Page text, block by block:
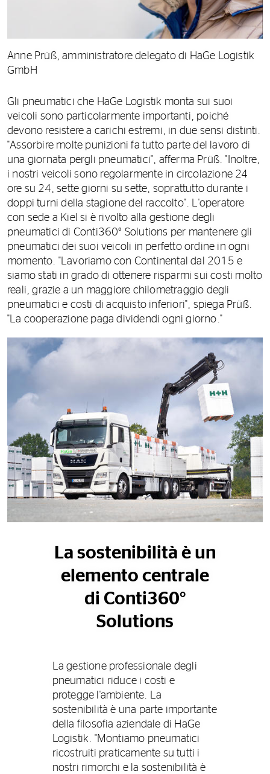
Anne Prüß, amministratore delegato di HaGe Logistik
GmbH
Gli pneumatici che HaGe Logistik monta sui suoi
veicoli sono particolarmente importanti, poiché
devono resistere a carichi estremi, in due sensi distinti.
"Assorbire molte punizioni fa tutto parte del lavoro di
una giornata pergli pneumatici", afferma Prüß. "Inoltre,
i nostri veicoli sono regolarmente in circolazione 24
ore su 24, sette giorni su sette, soprattutto durante i
doppi turni della stagione del raccolto". L'operatore
con sede a Kiel si è rivolto alla gestione degli
pneumatici di Conti360° Solutions per mantenere gli
pneumatici dei suoi veicoli in perfetto ordine in ogni
momento. "Lavoriamo con Continental dal 2015 e
siamo stati in grado di ottenere risparmi sui costi molto
reali, grazie a un maggiore chilometraggio degli
pneumatici e costi di acquisto inferiori", spiega Prüß.
"La cooperazione paga dividendi ogni giorno."
La sostenibilità è un
elemento centrale
di Conti360°
Solutions
La gestione professionale degli
pneumatici riduce i costi e
protegge l'ambiente. La
sostenibilità è una parte importante
della filosofia aziendale di HaGe
Logistik. "Montiamo pneumatici
ricostruiti praticamente su tutti i
nostri rimorchi e la sostenibilità è